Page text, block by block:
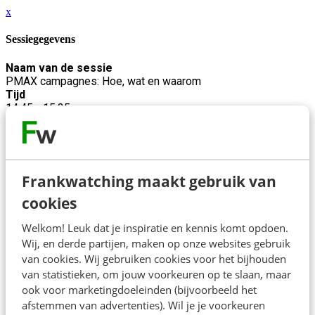
Frankwatching maakt gebruik van
cookies
Welkom! Leuk dat je inspiratie en kennis komt opdoen.
Wij, en derde partijen, maken op onze websites gebruik
van cookies. Wij gebruiken cookies voor het bijhouden
van statistieken, om jouw voorkeuren op te slaan, maar
ook voor marketingdoeleinden (bijvoorbeeld het
afstemmen van advertenties). Wil je je voorkeuren
x
Sessiegegevens
Naam van de sessie
PMAX campagnes: Hoe, wat en waarom
Tijd
14:45 - 15:35
Beschrijving
Performance Max campagnes zijn niet meer weg te denken
uit Google Ads. Maar hoe werken ze nu écht? En wat doet het
hoe zorg je ervoor dat je niet blind op AI vaart? In deze
praktische workshop neemt Michelle je mee in de wereld van
Performance Max. We starten met de basis: wat is een PMax
campagne precies, hoe werkt het algoritme en welke rol
speelt AI? Daarna gaan we direct aan de slag. Met behulp van
ChatGPT of Claude zet je je eigen Performance Max
campagne op.
Maar een campagne live zetten is pas het begin. Hoe
optimaliseer je een PMax campagne als je minder inzichten